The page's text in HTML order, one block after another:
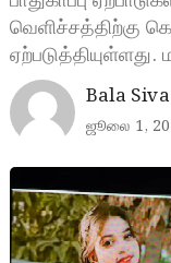
வெளிச்சத்திற்கு
ஏற்படுத்தியுள்ளது.
Bala Siva
ஜூலை 1,